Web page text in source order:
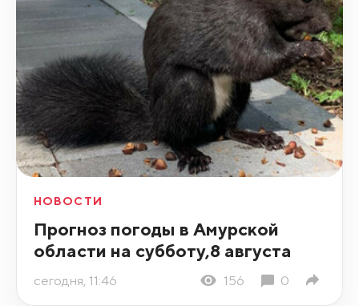
НОВОСТИ
Прогноз погоды в Амурской
области на субботу,8 августа
сегодня, 11:46 156 0